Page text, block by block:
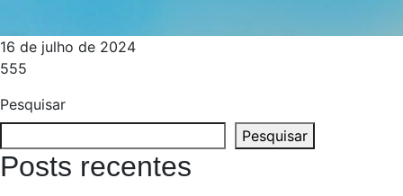
16 de julho de 2024
555
Pesquisar
Pesquisar
Posts recentes